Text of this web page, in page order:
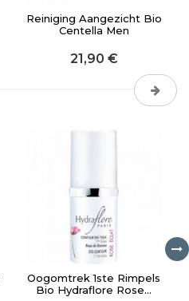
Reiniging Aangezicht Bio
Centella Men
21,90 €
Oogomtrek 1ste Rimpels
Bio Hydraflore Rose...